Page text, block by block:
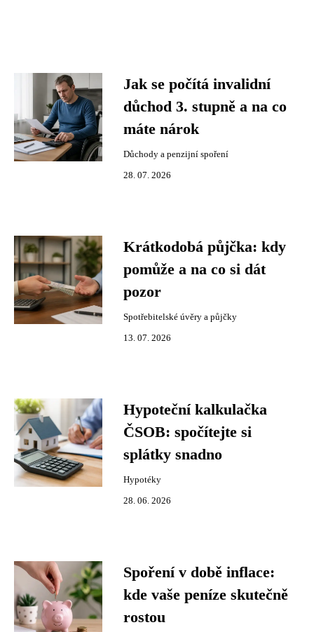
Jak se počítá invalidní
důchod 3. stupně a na co
máte nárok
Důchody a penzijní spoření
28. 07. 2026
Krátkodobá půjčka: kdy
pomůže a na co si dát
pozor
Spotřebitelské úvěry a půjčky
13. 07. 2026
Hypoteční kalkulačka
ČSOB: spočítejte si
splátky snadno
Hypotéky
28. 06. 2026
Spoření v době inflace:
kde vaše peníze skutečně
rostou